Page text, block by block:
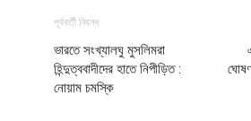
পূর্ববর্তী নিবন্ধ
ভারতে সংখ্যালঘু মুসলিমরা
হিন্দুত্ববাদীদের হাতে নিপীড়িত :
নোয়াম চমস্কি